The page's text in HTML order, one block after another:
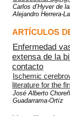
Carlos d’Hyver de
Alejandro Herrera-
ARTÍCULOS
Enfermedad
extensa de la
contacto
Ischemic
literature for the
José Alberto
Guadarrama-Ortíz